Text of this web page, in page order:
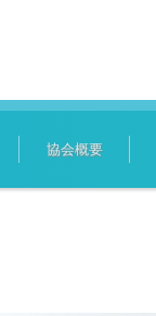
協会概要